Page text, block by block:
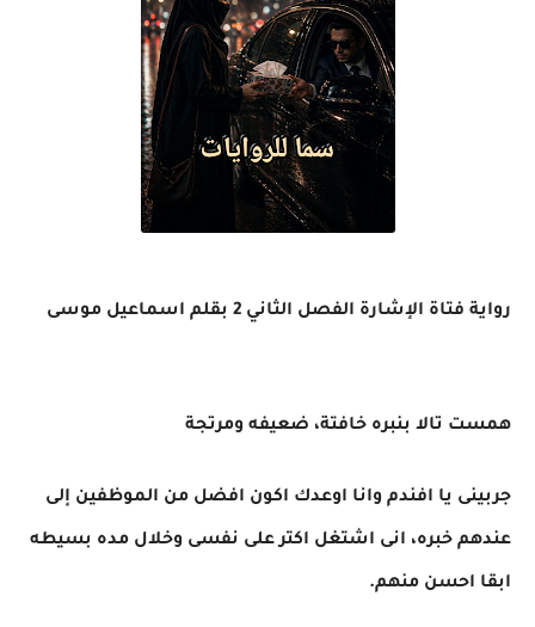
رواية فتاة الإشارة الفصل الثاني 2 بقلم اسماعيل موسى
همست تالا بنبره خافتة، ضعيفه ومرتجة
جربينى يا افندم وانا اوعدك اكون افضل من الموظفين إلى
عندهم خبره، انى اشتغل اكتر على نفسى وخلال مده بسيطه
ابقا احسن منهم.